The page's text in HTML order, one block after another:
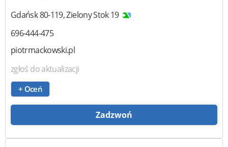
Gdańsk80-119,Zielony Stok 19
696-444-475
piotrmackowski.pl
zgłoś do aktualizacji
+ Oceń
Zadzwoń